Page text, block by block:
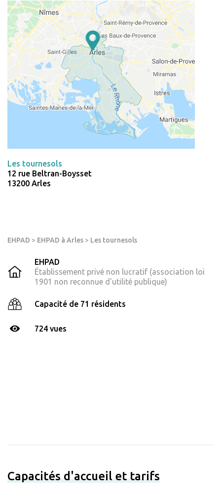
EHPAD > EHPAD à Arles > Les tournesols
EHPAD
Établissement privé non lucratif (association loi
1901 non reconnue d'utilité publique)
Capacité de 71 résidents
724 vues
Les tournesols
12 rue Beltran-Boysset
13200 Arles
Capacités d'accueil et tarifs